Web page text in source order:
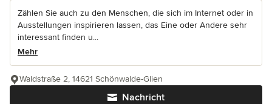
Zählen Sie auch zu den Menschen, die sich im Internet oder in
Ausstellungen inspirieren lassen, das Eine oder Andere sehr
interessant finden u...
Mehr
Nachricht
Waldstraße 2, 14621 Schönwalde-Glien